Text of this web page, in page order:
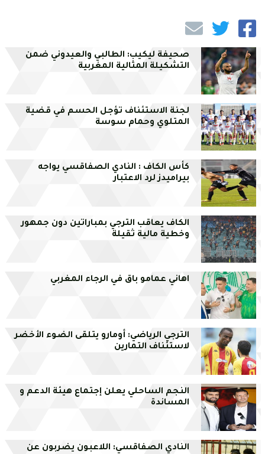
صحيفة ليكيب: الطالبي والعيدوني ضمن
التشكيلة المثالية المغربية
لجنة الاستئناف تؤجل الحسم في قضية
المتلوي وحمام سوسة
كأس الكاف : النادي الصفاقسي يواجه
بيراميدز لرد الاعتبار
الكاف يعاقب الترجي بمباراتين دون جمهور
وخطية مالية ثقيلة
اهاني عمامو باق في الرجاء المغربي
الترجي الرياضي: أومارو يتلقى الضوء الأخضر
لاستئناف التمارين
النجم الساحلي يعلن إجتماع هيئة الدعم و
المساندة
النادي الصفاقسي: اللاعبون يضربون عن